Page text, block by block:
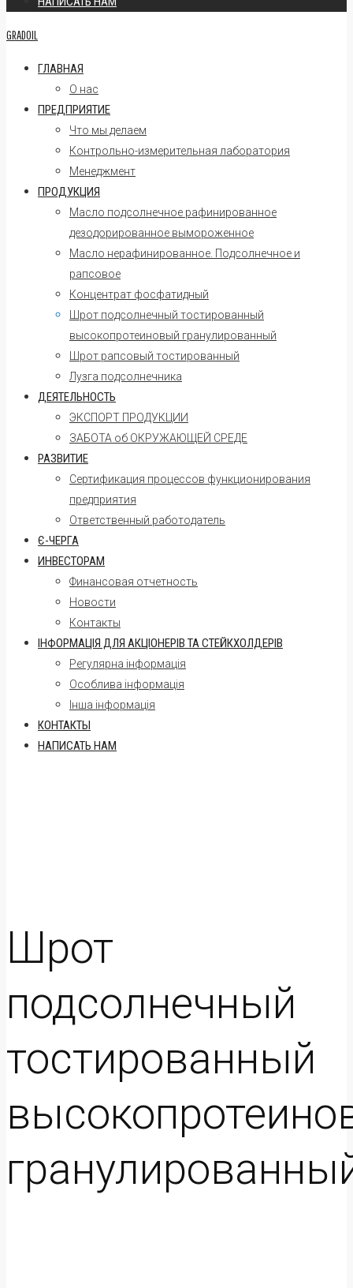
GRADOIL
ГЛАВНАЯ
О нас
ПРЕДПРИЯТИЕ
Что мы делаем
Контрольно-измерительная лаборатория
Менеджмент
ПРОДУКЦИЯ
Масло подсолнечное рафинированное
дезодорированное вымороженное
Масло нерафинированное. Подсолнечное и
рапсовое
Концентрат фосфатидный
Шрот подсолнечный тостированный
высокопротеиновый гранулированный
Шрот рапсовый тостированный
Лузга подсолнечника
ДЕЯТЕЛЬНОСТЬ
ЭКСПОРТ ПРОДУКЦИИ
ЗАБОТА об ОКРУЖАЮЩЕЙ СРЕДЕ
РАЗВИТИЕ
Сертификация процессов функционирования
предприятия
Ответственный работодатель
Є-ЧЕРГА
ИНВЕСТОРАМ
Финансовая отчетность
Новости
Контакты
ІНФОРМАЦІЯ ДЛЯ АКЦІОНЕРІВ ТА СТЕЙКХОЛДЕРІВ
Регулярна інформація
Oсоблива інформація
Інша інформація
КОНТАКТЫ
НАПИСАТЬ НАМ
Шрот
подсолнечный
тостированный